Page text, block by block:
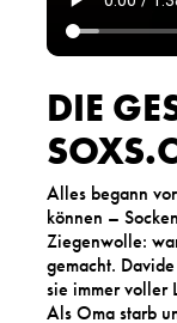
DIE
Alles begann
können –
Ziegenwolle:
gemacht.
sie immer voller
Als Oma starb